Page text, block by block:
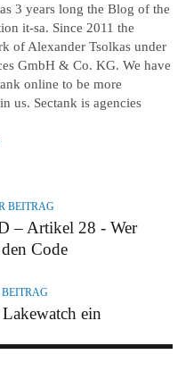
3 years long the Blog of the
it-sa. Since 2011 the
of Alexander Tsolkas under
GmbH & Co. KG. We have
online to be more
us. Sectank is agencies
BEITRAG
– Artikel 28 - Wer
Code
ein